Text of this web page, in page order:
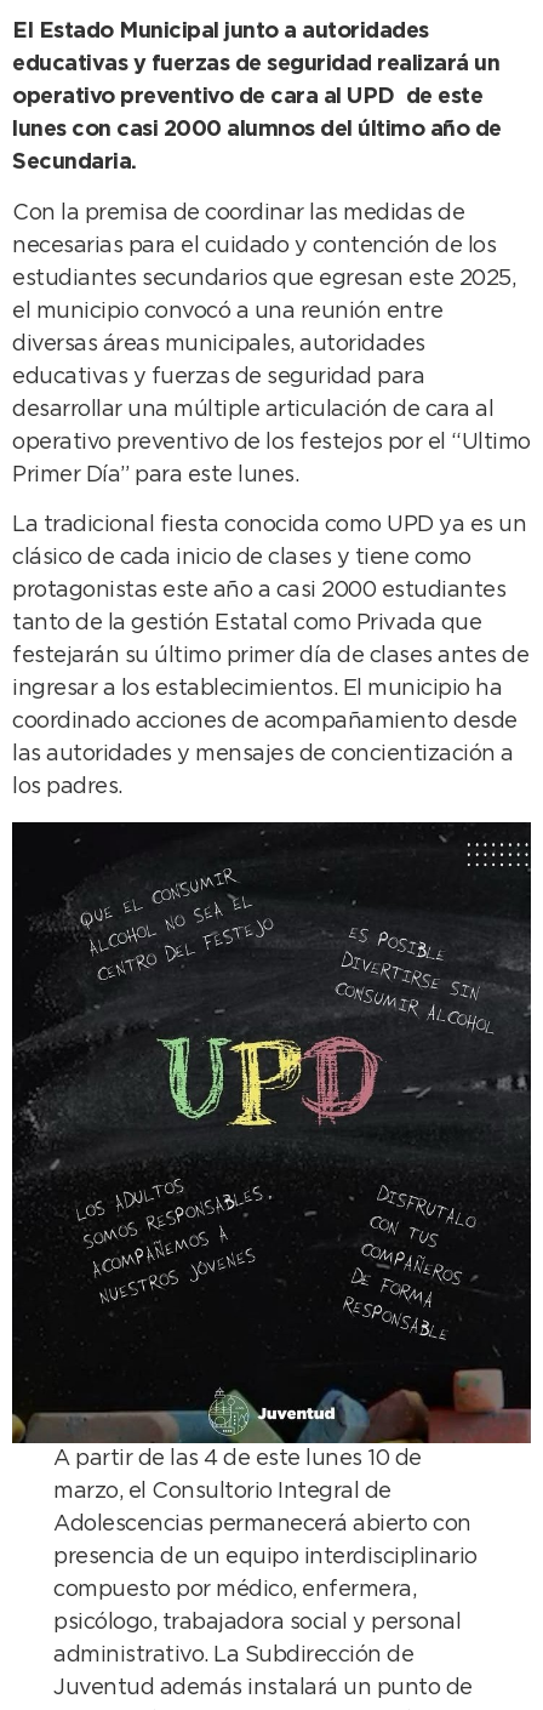
El Estado Municipal junto a autoridades
educativas y fuerzas de seguridad realizará un
operativo preventivo de cara al UPD de este
lunes con casi 2000 alumnos del último año de
Secundaria.
Con la premisa de coordinar las medidas de
necesarias para el cuidado y contención de los
estudiantes secundarios que egresan este 2025,
el municipio convocó a una reunión entre
diversas áreas municipales, autoridades
educativas y fuerzas de seguridad para
desarrollar una múltiple articulación de cara al
operativo preventivo de los festejos por el “Ultimo
Primer Día” para este lunes.
La tradicional fiesta conocida como UPD ya es un
clásico de cada inicio de clases y tiene como
protagonistas este año a casi 2000 estudiantes
tanto de la gestión Estatal como Privada que
festejarán su último primer día de clases antes de
ingresar a los establecimientos. El municipio ha
coordinado acciones de acompañamiento desde
las autoridades y mensajes de concientización a
los padres.
A partir de las 4 de este lunes 10 de
marzo, el Consultorio Integral de
Adolescencias permanecerá abierto con
presencia de un equipo interdisciplinario
compuesto por médico, enfermera,
psicólogo, trabajadora social y personal
administrativo. La Subdirección de
Juventud además instalará un punto de